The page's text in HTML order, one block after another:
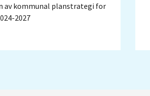
av kommunal planstrategi for
2027